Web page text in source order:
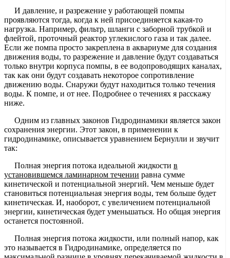
И давление, и разрежение у работающей помпы
проявляются тогда, когда к ней присоединяется какая-то
нагрузка. Например, фильтр, шланги с заборной трубкой и
флейтой, проточный реактор углекислого газа и так далее.
Если же помпа просто закреплена в аквариуме для создания
движения воды, то разрежение и давление будут создаваться
только внутри корпуса помпы, в ее водопроводящих каналах,
так как они будут создавать некоторое сопротивление
движению воды. Снаружи будут находиться только течения
воды. К помпе, и от нее. Подробнее о течениях я расскажу
ниже.
Одним из главных законов Гидродинамики является закон
сохранения энергии. Этот закон, в применении к
гидродинамике, описывается уравнением Бернулли и звучит
так:
Полная энергия потока идеальной жидкости в
установившемся ламинарном течении равна сумме
кинетической и потенциальной энергий. Чем меньше будет
становиться потенциальная энергия воды, тем больше будет
кинетическая. И, наоборот, с увеличением потенциальной
энергии, кинетическая будет уменьшаться. Но общая энергия
останется постоянной.
Полная энергия потока жидкости, или полный напор, как
это называется в Гидродинамике, определяется по